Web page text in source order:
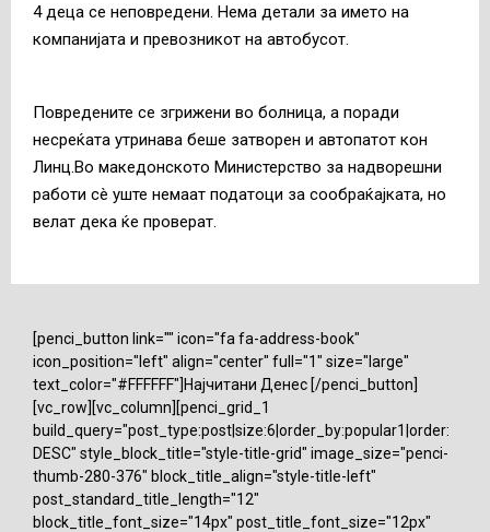
4 деца се неповредени. Нема детали за името на
компанијата и превозникот на автобусот.
Повредените се згрижени во болница, а поради
несреќата утринава беше затворен и автопатот кон
Линц.Во македонското Министерство за надворешни
работи сè уште немаат податоци за сообраќајката, но
велат дека ќе проверат.
[penci_button link="" icon="fa fa-address-book"
icon_position="left" align="center" full="1" size="large"
text_color="#FFFFFF"]Најчитани Денес [/penci_button]
[vc_row][vc_column][penci_grid_1
build_query="post_type:post|size:6|order_by:popular1|order:
DESC" style_block_title="style-title-grid" image_size="penci-
thumb-280-376" block_title_align="style-title-left"
post_standard_title_length="12"
block_title_font_size="14px" post_title_font_size="12px"